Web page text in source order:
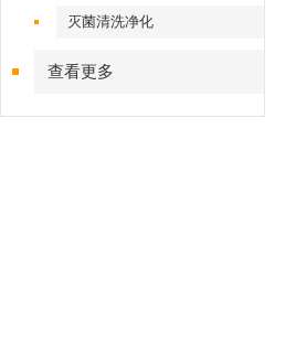
灭菌清洗净化
查看更多